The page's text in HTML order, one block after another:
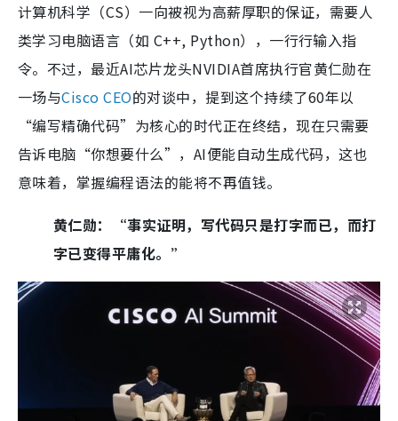
计算机科学（CS）一向被视为高薪厚职的保证，需要人
类学习电脑语言（如 C++, Python），一行行输入指
令。不过，最近AI芯片龙头NVIDIA首席执行官黄仁勋在
一场与Cisco CEO的对谈中，提到这个持续了60年以
“编写精确代码”为核心的时代正在终结，现在只需要
告诉电脑“你想要什么”，AI便能自动生成代码，这也
意味着，掌握编程语法的能将不再值钱。
黄仁勋：“事实证明，写代码只是打字而已，而打
字已变得平庸化。”